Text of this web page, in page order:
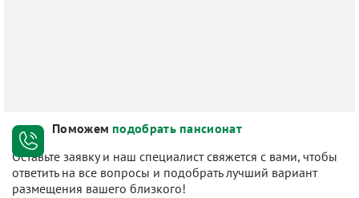
Поможем подобрать пансионат
Оставьте заявку и наш специалист свяжется с вами, чтобы
ответить на все вопросы и подобрать лучший вариант
размещения вашего близкого!